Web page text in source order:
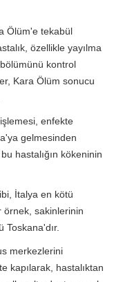
Ölüm'e tekabül
özellikle yayılma
kontrol
Kara Ölüm sonucu
enfekte
gelmesinden
hastalığın kökeninin
İtalya en kötü
örnek, sakinlerinin
Toskana'dır.
merkezlerini
kapılarak, hastalıktan